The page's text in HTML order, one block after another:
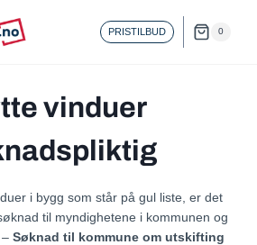
PRISTILBUD 0
vinduer
i bygg som står på gul liste, er det
til myndighetene i kommunen og
Søknad til kommune om utskifting